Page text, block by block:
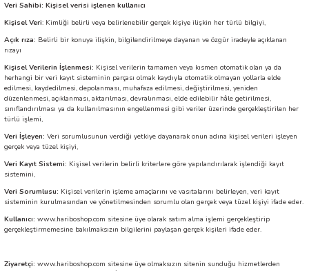
Veri Sahibi: Kişisel verisi işlenen kullanıcı
Kişisel Veri: Kimliği belirli veya belirlenebilir gerçek kişiye ilişkin her türlü bilgiyi,
Açık rıza: Belirli bir konuya ilişkin, bilgilendirilmeye dayanan ve özgür iradeyle açıklanan
rızayı
Kişisel Verilerin İşlenmesi: Kişiselverilerin tamamen veya kısmen otomatik olan ya da
herhangi bir veri kayıt sisteminin parçası olmak kaydıyla otomatik olmayan yollarla elde
edilmesi, kaydedilmesi, depolanması, muhafaza edilmesi, değiştirilmesi, yeniden
düzenlenmesi, açıklanması, aktarılması, devralınması, elde edilebilir hâle getirilmesi,
sınıflandırılması ya da kullanılmasının engellenmesi gibi veriler üzerinde gerçekleştirilen her
türlü işlemi,
Veri İşleyen: Veri sorumlusunun verdiği yetkiye dayanarak onun adına kişisel verileri işleyen
gerçek veya tüzel kişiyi,
Veri Kayıt Sistemi: Kişiselverilerin belirli kriterlere göre yapılandırılarak işlendiği kayıt
sistemini,
Veri Sorumlusu: Kişiselverilerin işleme amaçlarını ve vasıtalarını belirleyen, veri kayıt
sisteminin kurulmasından ve yönetilmesinden sorumlu olan gerçek veya tüzel kişiyi ifade eder.
Kullanıcı: www.hariboshop.com sitesine üye olarak satım alma işlemi gerçekleştirip
gerçekleştirmemesine bakılmaksızın bilgilerini paylaşan gerçek kişileri ifade eder.
Ziyaretçi: www.hariboshop.com sitesine üye olmaksızın sitenin sunduğu hizmetlerden